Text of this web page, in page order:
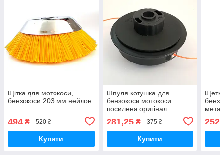
Щітка для мотокоси,
бензокоси 203 мм нейлон
494 ₴ 520 ₴
Купити
Шпуля котушка для
бензокоси мотокоси
посилена оригінал
281,25₴ 375 ₴
Купити
252